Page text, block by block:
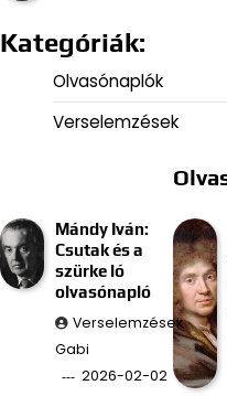
Kategóriák:
Olvasónaplók
Verselemzések
Mándy Iván:
Csutak és a
szürke ló
olvasónapló
Verselemzések
Gabi
2026-02-02